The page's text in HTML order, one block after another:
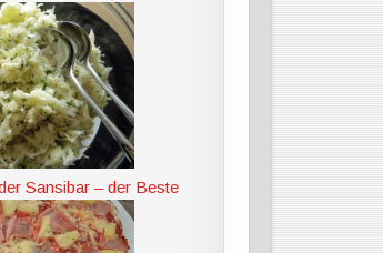
Sansibar – der Beste